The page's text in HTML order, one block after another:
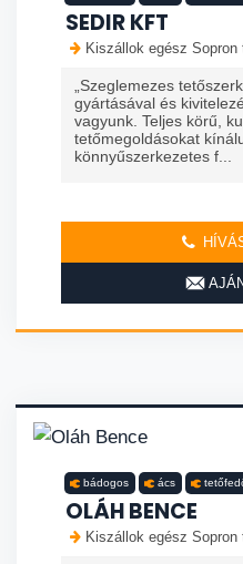
SEDIR KFT
Kiszállok egész Sopron
„Szeglemezes
gyártásával és
vagyunk. Teljes körű,
tetőmegoldásokat
könnyűszerkezetes f...
bádogos ács
OLÁH BENCE
Kiszállok egész Sopron